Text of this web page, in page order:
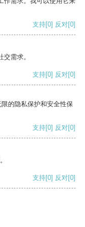
支持[0] 反对[0]
需求。
支持[0] 反对[0]
的隐私保护和安全性保
支持[0] 反对[0]
支持[0] 反对[0]